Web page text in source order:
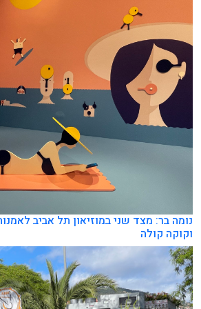
נומה בר: מצד שני במוזיאון תל אביב
וקוקה קולה